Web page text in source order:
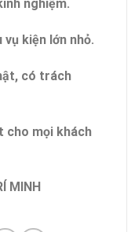
nghiệm.
vụ kiện lớn nhỏ.
có trách
cho mọi khách
MINH